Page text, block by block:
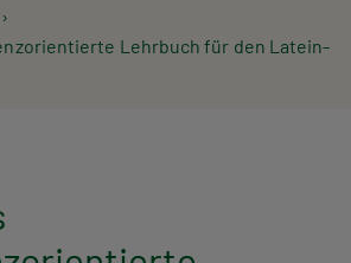
Lehrbuch für den Latein-